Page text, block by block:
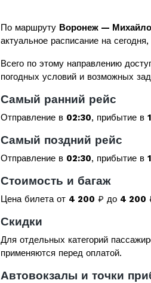
По маршруту Воронеж —
актуальное расписание на
Всего по этому направлению
погодных условий и возможных
Самый ранний рейс
Отправление в 02:30, прибытие в
Самый поздний рейс
Отправление в 02:30, прибытие в
Стоимость и багаж
Цена билета от 4 200 ₽ до 4 200
Скидки
Для отдельных категорий
применяются перед оплатой.
Автовокзалы и точки